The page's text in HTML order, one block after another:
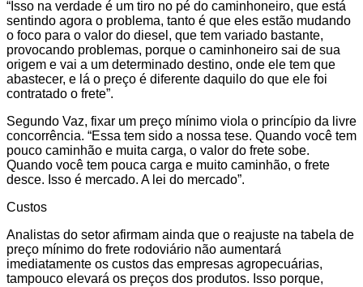
“Isso na verdade é um tiro no pé do caminhoneiro, que está
sentindo agora o problema, tanto é que eles estão mudando
o foco para o valor do diesel, que tem variado bastante,
provocando problemas, porque o caminhoneiro sai de sua
origem e vai a um determinado destino, onde ele tem que
abastecer, e lá o preço é diferente daquilo do que ele foi
contratado o frete”.
Segundo Vaz, fixar um preço mínimo viola o princípio da livre
concorrência. “Essa tem sido a nossa tese. Quando você tem
pouco caminhão e muita carga, o valor do frete sobe.
Quando você tem pouca carga e muito caminhão, o frete
desce. Isso é mercado. A lei do mercado”.
Custos
Analistas do setor afirmam ainda que o reajuste na tabela de
preço mínimo do frete rodoviário não aumentará
imediatamente os custos das empresas agropecuárias,
tampouco elevará os preços dos produtos. Isso porque,